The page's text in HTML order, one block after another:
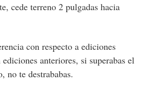
cede terreno 2 pulgadas hacia
con respecto a ediciones
anteriores, si superabas el
no te destrababas.